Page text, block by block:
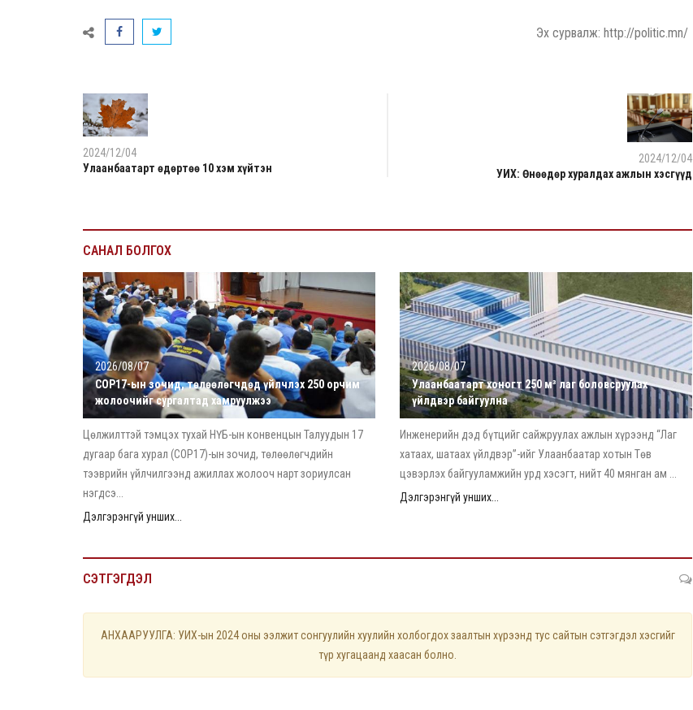
Эх сурвалж: http://politic.mn/
2024/12/04
Улаанбаатарт өдөртөө 10 хэм хүйтэн
2024/12/04
УИХ: Өнөөдөр хуралдах ажлын хэсгүүд
САНАЛ БОЛГОХ
2026/08/07
COP17-ын зочид, төлөөлөгчдөд үйлчлэх 250 орчим
жолоочийг сургалтад хамруулжээ
Цөлжилттэй тэмцэх тухай НҮБ-ын конвенцын Талуудын 17
дугаар бага хурал (COP17)-ын зочид, төлөөлөгчдийн
тээврийн үйлчилгээнд ажиллах жолооч нарт зориулсан
нэгдсэ...
Дэлгэрэнгүй унших...
2026/08/07
Улаанбаатарт хоногт 250 м³ лаг боловсруулах
үйлдвэр байгуулна
Инженерийн дэд бүтцийг сайжруулах ажлын хүрээнд “Лаг
хатаах, шатаах үйлдвэр”-ийг Улаанбаатар хотын Төв
цэвэрлэх байгууламжийн урд хэсэгт, нийт 40 мянган ам ...
Дэлгэрэнгүй унших...
СЭТГЭГДЭЛ
АНХААРУУЛГА: УИХ-ын 2024 оны ээлжит сонгуулийн хуулийн холбогдох заалтын хүрээнд тус сайтын сэтгэгдэл хэсгийг
түр хугацаанд хаасан болно.